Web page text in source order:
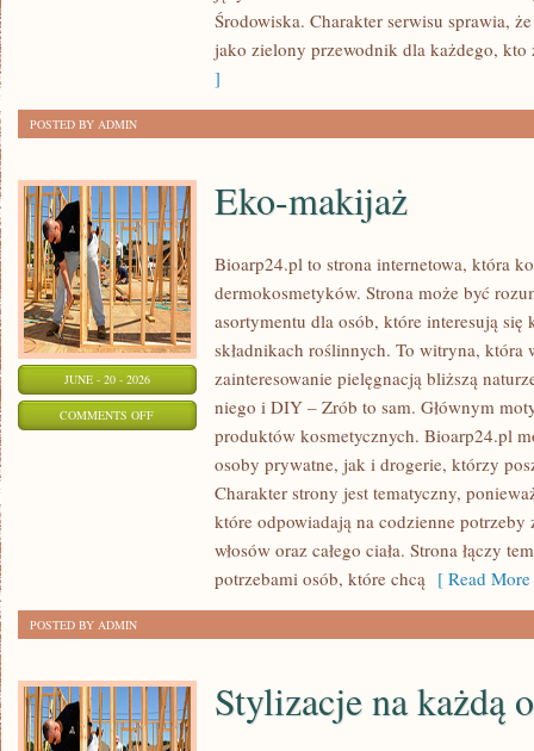
Środowiska. Charakter serwisu sprawia,
jako zielony przewodnik dla każdego, kto
]
POSTED BY ADMIN
JUNE - 20 - 2026
COMMENTS OFFON
Eko-makijaż
Bioarp24.pl to strona internetowa, która
dermokosmetyków. Strona może być
asortymentu dla osób, które interesują
składnikach roślinnych. To witryna, która
zainteresowanie pielęgnacją bliższą
niego i DIY – Zrób to sam. Głównym
produktów kosmetycznych. Bioarp24.pl
osoby prywatne, jak i drogerie, którzy
Charakter strony jest tematyczny,
które odpowiadają na codzienne potrzeby
włosów oraz całego ciała. Strona łączy
potrzebami osób, które chcą [ Read
POSTED BY ADMIN
Stylizacje na każdą